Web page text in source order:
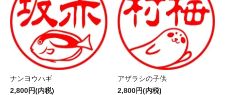
ナンヨウハギ
2,800円(内税)
アザラシの子供
2,800円(内税)